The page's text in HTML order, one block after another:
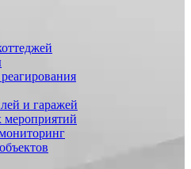
и гаражей
мероприятий